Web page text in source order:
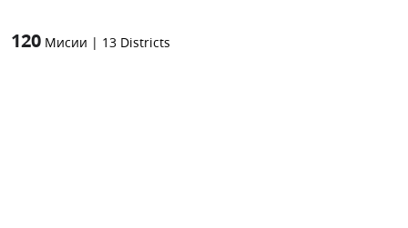
120 Мисии | 13 Districts